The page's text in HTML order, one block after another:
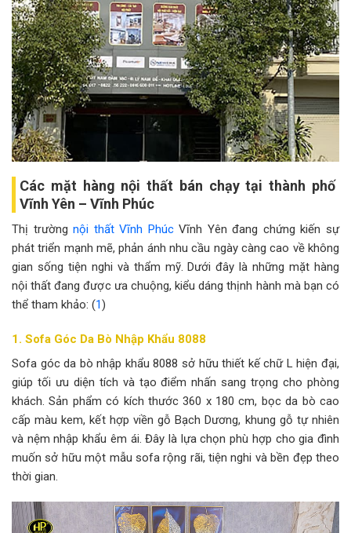
Các mặt hàng nội thất bán chạy tại thành phố
Vĩnh Yên – Vĩnh Phúc
Thị trườngnội thất Vĩnh PhúcVĩnh Yên đang chứng kiến sự
phát triển mạnh mẽ, phản ánh nhu cầu ngày càng cao về không
gian sống tiện nghi và thẩm mỹ. Dưới đây là những mặt hàng
nội thất đang được ưa chuộng, kiểu dáng thịnh hành mà bạn có
thể tham khảo: (1)
1. Sofa Góc Da Bò Nhập Khẩu 8088
Sofa góc da bò nhập khẩu 8088 sở hữu thiết kế chữ L hiện đại,
giúp tối ưu diện tích và tạo điểm nhấn sang trọng cho phòng
khách. Sản phẩm có kích thước 360 x 180 cm, bọc da bò cao
cấp màu kem, kết hợp viền gỗ Bạch Dương, khung gỗ tự nhiên
và nệm nhập khẩu êm ái. Đây là lựa chọn phù hợp cho gia đình
muốn sở hữu một mẫu sofa rộng rãi, tiện nghi và bền đẹp theo
thời gian.